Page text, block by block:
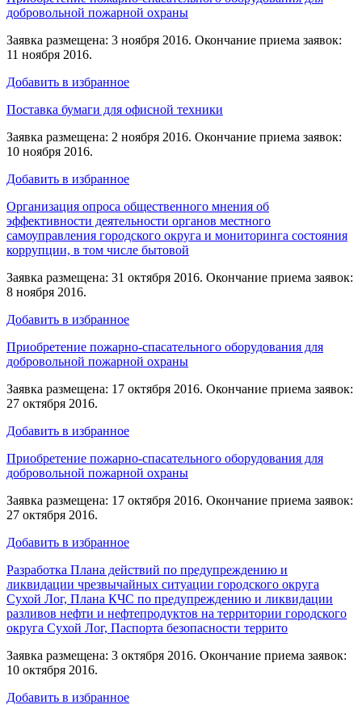
добровольной пожарной охраны
Заявка размещена: 3 ноября 2016. Окончание приема заявок:
11 ноября 2016.
Добавить в избранное
Поставка бумаги для офисной техники
Заявка размещена: 2 ноября 2016. Окончание приема заявок:
10 ноября 2016.
Добавить в избранное
Организация опроса общественного мнения об
эффективности деятельности органов местного
самоуправления городского округа и мониторинга состояния
коррупции, в том числе бытовой
Заявка размещена: 31 октября 2016. Окончание приема заявок:
8 ноября 2016.
Добавить в избранное
Приобретение пожарно-спасательного оборудования для
добровольной пожарной охраны
Заявка размещена: 17 октября 2016. Окончание приема заявок:
27 октября 2016.
Добавить в избранное
Приобретение пожарно-спасательного оборудования для
добровольной пожарной охраны
Заявка размещена: 17 октября 2016. Окончание приема заявок:
27 октября 2016.
Добавить в избранное
Разработка Плана действий по предупреждению и
ликвидации чрезвычайных ситуации городского округа
Сухой Лог, Плана КЧС по предупреждению и ликвидации
разливов нефти и нефтепродуктов на территории городского
округа Сухой Лог, Паспорта безопасности террито
Заявка размещена: 3 октября 2016. Окончание приема заявок:
10 октября 2016.
Добавить в избранное